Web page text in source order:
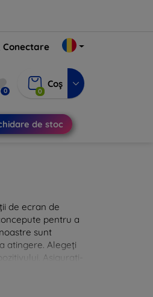
Conectare
0 0
Coș
de stoc
de ecran de
pentru a
sunt
atingere. Alegeți
Asigurați-